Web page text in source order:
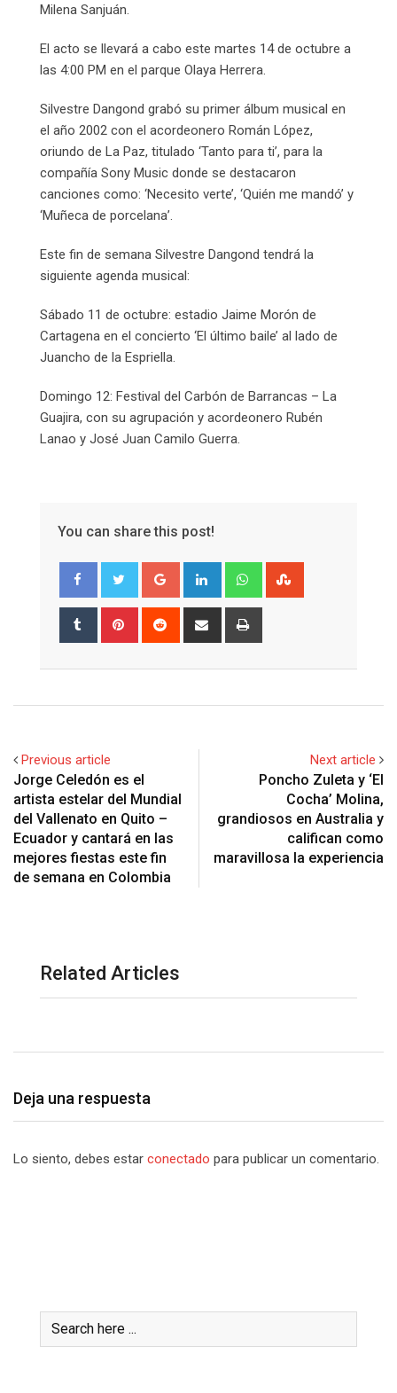
Milena Sanjuán.
El acto se llevará a cabo este martes 14 de octubre a
las 4:00 PM en el parque Olaya Herrera.
Silvestre Dangond grabó su primer álbum musical en
el año 2002 con el acordeonero Román López,
oriundo de La Paz, titulado ‘Tanto para ti’, para la
compañía Sony Music donde se destacaron
canciones como: ‘Necesito verte’, ‘Quién me mandó’ y
‘Muñeca de porcelana’.
Este fin de semana Silvestre Dangond tendrá la
siguiente agenda musical:
Sábado 11 de octubre: estadio Jaime Morón de
Cartagena en el concierto ‘El último baile’ al lado de
Juancho de la Espriella.
Domingo 12: Festival del Carbón de Barrancas – La
Guajira, con su agrupación y acordeonero Rubén
Lanao y José Juan Camilo Guerra.
You can share this post!
Google+ LinkedIn Whatsapp
Tumblr Pinterest Reddit
Share
Previous article
Jorge Celedón es el
artista estelar del Mundial
del Vallenato en Quito –
Ecuador y cantará en las
mejores fiestas este fin
de semana en Colombia
Next article
Poncho Zuleta y ‘El
Cocha’ Molina,
grandiosos en Australia y
califican como
maravillosa la experiencia
Related Articles
Deja una respuesta
Lo siento, debes estar conectado para publicar un comentario.